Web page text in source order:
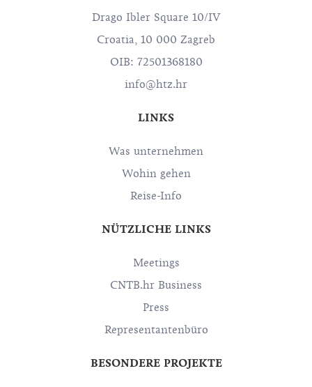
Drago Ibler Square 10/IV
Croatia, 10 000 Zagreb
OIB: 72501368180
info@htz.hr
LINKS
Was unternehmen
Wohin gehen
Reise-Info
NÜTZLICHE LINKS
Meetings
CNTB.hr Business
Press
Representantenbüro
BESONDERE PROJEKTE